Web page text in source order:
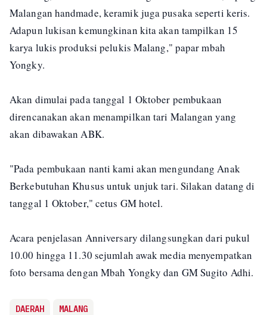
Malangan handmade, keramik juga pusaka seperti keris.
Adapun lukisan kemungkinan kita akan tampilkan 15
karya lukis produksi pelukis Malang," papar mbah
Yongky.
Akan dimulai pada tanggal 1 Oktober pembukaan
direncanakan akan menampilkan tari Malangan yang
akan dibawakan ABK.
"Pada pembukaan nanti kami akan mengundang Anak
Berkebutuhan Khusus untuk unjuk tari. Silakan datang di
tanggal 1 Oktober," cetus GM hotel.
Acara penjelasan Anniversary dilangsungkan dari pukul
10.00 hingga 11.30 sejumlah awak media menyempatkan
foto bersama dengan Mbah Yongky dan GM Sugito Adhi.
DAERAH MALANG